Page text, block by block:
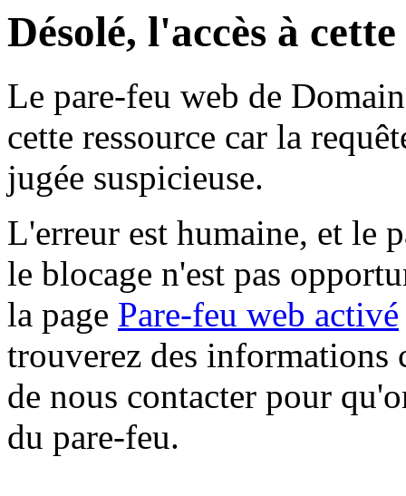
Désolé, l'accès à
Le pare-feu web de
cette ressource car la
jugée suspicieuse.
L'erreur est humaine, et le
le blocage n'est pas
la page Pare-feu web activé
trouverez des informations
de nous contacter pour
du pare-feu.